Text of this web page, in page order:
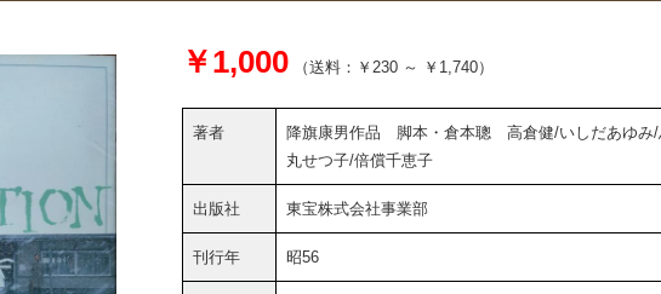
￥1,000 （送料：￥230 ～ ￥1,740）
著者
降旗康男作品 脚本・倉本聰 高倉健/いしだあゆみ/
丸せつ子/倍償千恵子
出版社 東宝株式会社事業部
刊行年 昭56